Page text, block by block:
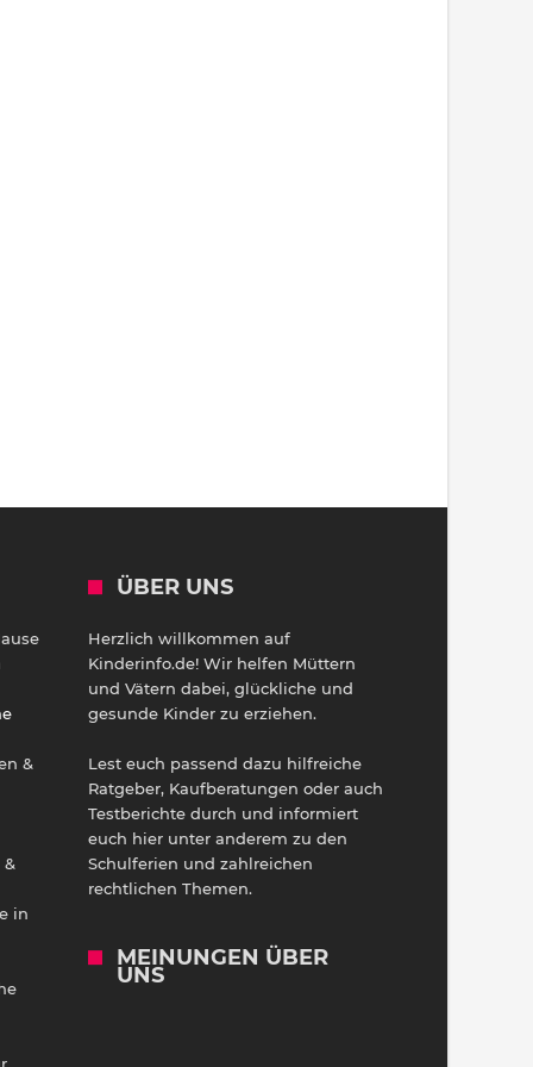
&
&
in
ÜBER UNS
Herzlich willkommen auf
Kinderinfo.de! Wir helfen Müttern
und Vätern dabei, glückliche und
gesunde Kinder zu erziehen.
Lest euch passend dazu hilfreiche
Ratgeber, Kaufberatungen oder auch
Testberichte durch und informiert
euch hier unter anderem zu den
Schulferien und zahlreichen
rechtlichen Themen.
MEINUNGEN ÜBER
UNS